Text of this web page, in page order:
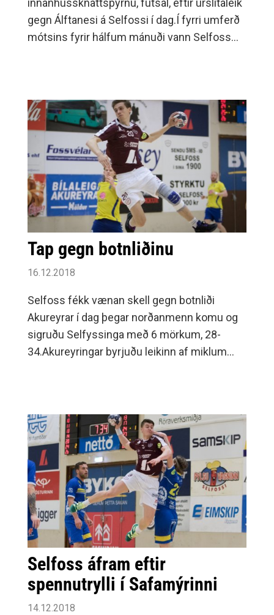
gegn Álftanesi á Selfossi í dag.Í fyrri umferð
mótsins fyrir hálfum mánuði vann Selfoss
Tap gegn botnliðinu
16.12.2018
Selfoss fékk vænan skell gegn botnliði
Akureyrar í dag þegar norðanmenn komu og
sigruðu Selfyssinga með 6 mörkum, 28-
34.Akureyringar byrjuðu leikinn af miklum
Selfoss áfram eftir
spennutrylli í Safamýrinni
14.12.2018